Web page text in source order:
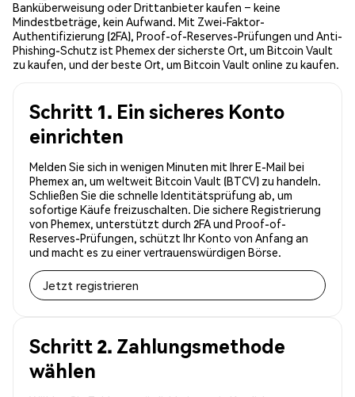
Banküberweisung oder Drittanbieter kaufen – keine
Mindestbeträge, kein Aufwand. Mit Zwei-Faktor-
Authentifizierung (2FA), Proof-of-Reserves-Prüfungen und Anti-
Phishing-Schutz ist Phemex der sicherste Ort, um Bitcoin Vault
zu kaufen, und der beste Ort, um Bitcoin Vault online zu kaufen.
Schritt 1. Ein sicheres Konto
einrichten
Melden Sie sich in wenigen Minuten mit Ihrer E-Mail bei
Phemex an, um weltweit Bitcoin Vault (BTCV) zu handeln.
Schließen Sie die schnelle Identitätsprüfung ab, um
sofortige Käufe freizuschalten. Die sichere Registrierung
von Phemex, unterstützt durch 2FA und Proof-of-
Reserves-Prüfungen, schützt Ihr Konto von Anfang an
und macht es zu einer vertrauenswürdigen Börse.
Jetzt registrieren
Schritt 2. Zahlungsmethode
wählen